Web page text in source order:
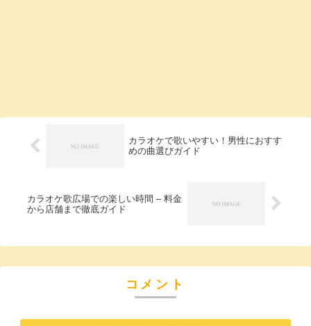
カラオケで歌いやすい！男性におすす
めの曲選びガイド
カラオケ歌広場での楽しい時間 – 料金
から店舗まで徹底ガイド
コメント